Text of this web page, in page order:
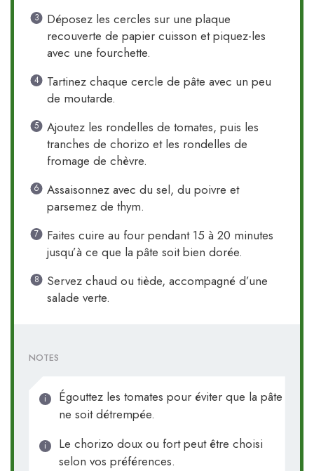
Déposez les cercles sur une plaque
recouverte de papier cuisson et piquez-les
avec une fourchette.
Tartinez chaque cercle de pâte avec un peu
de moutarde.
Ajoutez les rondelles de tomates, puis les
tranches de chorizo et les rondelles de
fromage de chèvre.
Assaisonnez avec du sel, du poivre et
parsemez de thym.
Faites cuire au four pendant 15 à 20 minutes
jusqu’à ce que la pâte soit bien dorée.
Servez chaud ou tiède, accompagné d’une
salade verte.
NOTES
Égouttez les tomates pour éviter que la pâte
ne soit détrempée.
Le chorizo doux ou fort peut être choisi
selon vos préférences.